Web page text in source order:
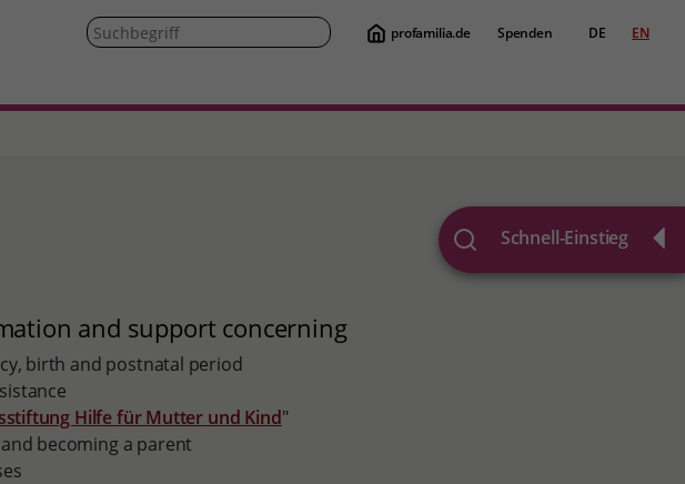
profamilia.de Spenden DE EN
Schnell-Einstieg
and support concerning
birth and postnatal period
Hilfe für Mutter und Kind"
becoming a parent